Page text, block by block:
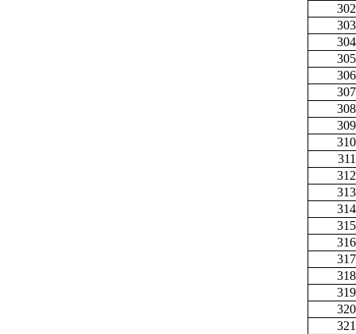
302
303
304
305
306
307
308
309
310
311
312
313
314
315
316
317
318
319
320
321